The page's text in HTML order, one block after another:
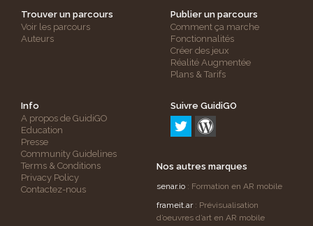
Trouver un parcours
Voir les parcours
Auteurs
Publier un parcours
Comment ça marche
Fonctionnalités
Créer des jeux
Réalité Augmentée
Plans & Tarifs
Info
A propos de GuidiGO
Education
Presse
Community Guidelines
Terms & Conditions
Privacy Policy
Contactez-nous
Suivre GuidiGO
Nos autres marques
senar.io : Formation en AR mobile
frameit.ar: Prévisualisation
d’oeuvres d’art en AR mobile